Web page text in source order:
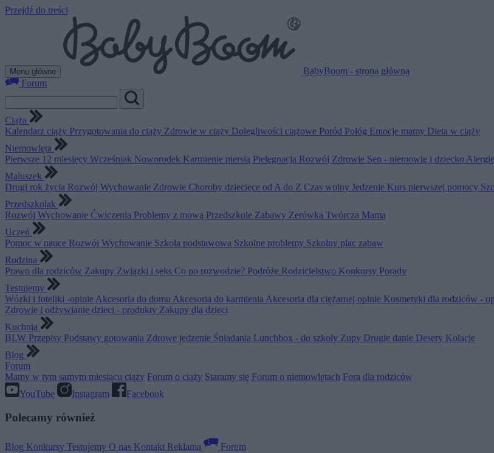
Przejdź do treści
Menu główne
BabyBoom - strona główna
Forum
Ciąża
Kalendarz ciąży Przygotowania do ciąży Zdrowie w ciąży Dolegliwości ciążowe Poród Połóg Emocje mamy Dieta w ciąży
Niemowlęta
Pierwsze 12 miesięcy Wcześniak Noworodek Karmienie piersią Pielęgnacja Rozwój Zdrowie Sen - niemowlę i dziecko
Maluszek
Drugi rok życia Rozwój Wychowanie Zdrowie Choroby dziecięce od A do Z Czas wolny Jedzenie Kurs pierwszej pomocy
Przedszkolak
Rozwój Wychowanie Ćwiczenia Problemy z mową Przedszkole Zabawy Zerówka Twórcza Mama
Uczeń
Pomoc w nauce Rozwój Wychowanie Szkoła podstawowa Szkolne problemy Szkolny plac zabaw
Rodzina
Prawo dla rodziców Zakupy Związki i seks Co po rozwodzie? Podróże Rodzicielstwo Konkursy Porady
Testujemy
Wózki i foteliki -opinie Akcesoria do domu Akcesoria do karmienia Akcesoria dla ciężarnej opinie Kosmetyki dla rodziców -
Zdrowie i odżywianie dzieci - produkty Zakupy dla dzieci
Kuchnia
BLW Przepisy Podstawy gotowania Zdrowe jedzenie Śniadania Lunchbox - do szkoły Zupy Drugie danie Desery Kolacje
Blog
Forum
Mamy w tym samym miesiącu ciąży Forum o ciąży Staramy się Forum o niemowlętach Fora dla rodziców
YouTube
Instagram Facebook
Polecamy również
Blog Konkursy Testujemy O nas Kontakt Reklama
Forum